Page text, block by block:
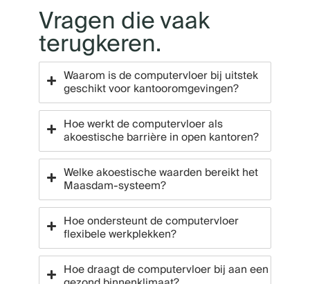
Vragen die vaak
terugkeren.
Waarom is de computervloer bij uitstek
geschikt voor kantooromgevingen?
Hoe werkt de computervloer als
akoestische barrière in open kantoren?
Welke akoestische waarden bereikt het
Maasdam-systeem?
Hoe ondersteunt de computervloer
flexibele werkplekken?
Hoe draagt de computervloer bij aan een